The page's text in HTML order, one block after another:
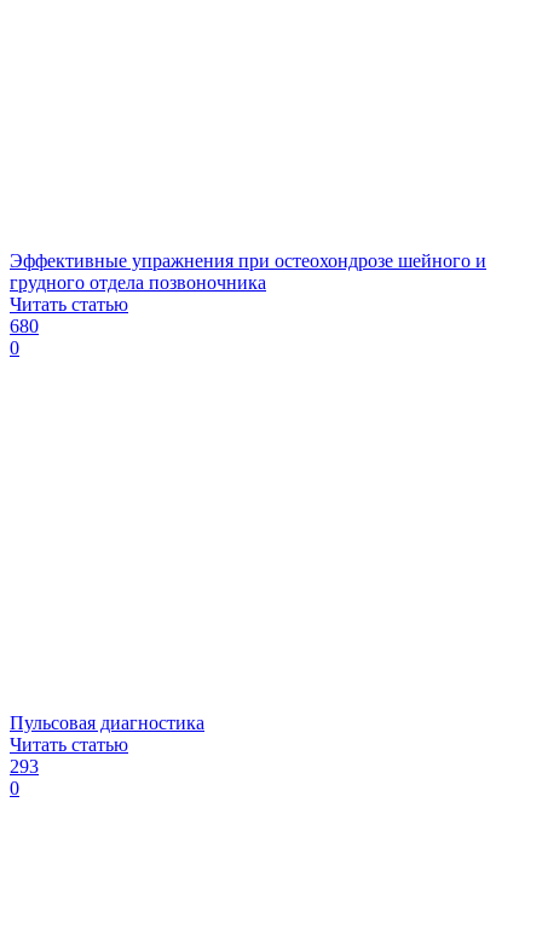
Эффективные упражнения при остеохондрозе шейного и
грудного отдела позвоночника
Читать статью
680
0
Пульсовая диагностика
Читать статью
293
0